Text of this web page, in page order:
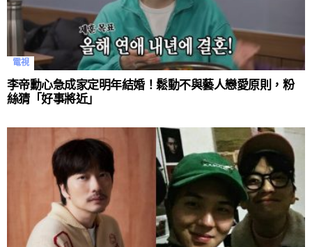
電視
李帝勳心急成家定明年結婚！鬆動不與藝人戀愛原則，粉
絲猜「好事將近」